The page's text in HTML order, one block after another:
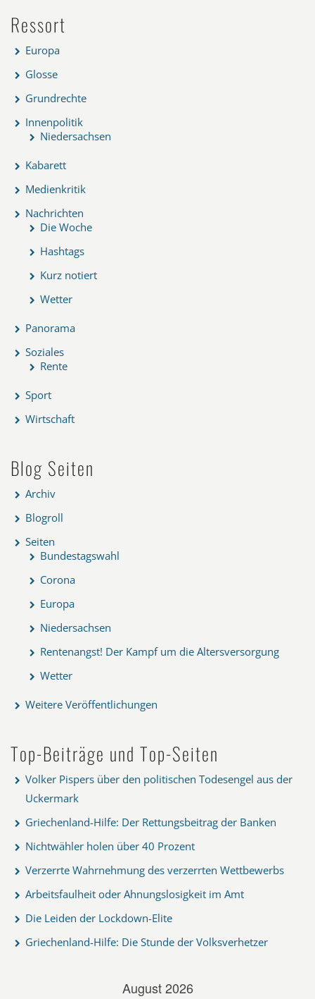
Ressort
Europa
Glosse
Grundrechte
Innenpolitik
Niedersachsen
Kabarett
Medienkritik
Nachrichten
Die Woche
Hashtags
Kurz notiert
Wetter
Panorama
Soziales
Rente
Sport
Wirtschaft
Blog Seiten
Archiv
Blogroll
Seiten
Bundestagswahl
Corona
Europa
Niedersachsen
Rentenangst! Der Kampf um die Altersversorgung
Wetter
Weitere Veröffentlichungen
Top-Beiträge und Top-Seiten
Volker Pispers über den politischen Todesengel aus der
Uckermark
Griechenland-Hilfe: Der Rettungsbeitrag der Banken
Nichtwähler holen über 40 Prozent
Verzerrte Wahrnehmung des verzerrten Wettbewerbs
Arbeitsfaulheit oder Ahnungslosigkeit im Amt
Die Leiden der Lockdown-Elite
Griechenland-Hilfe: Die Stunde der Volksverhetzer
August 2026